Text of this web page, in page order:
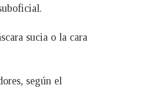
sucia o la cara
según el